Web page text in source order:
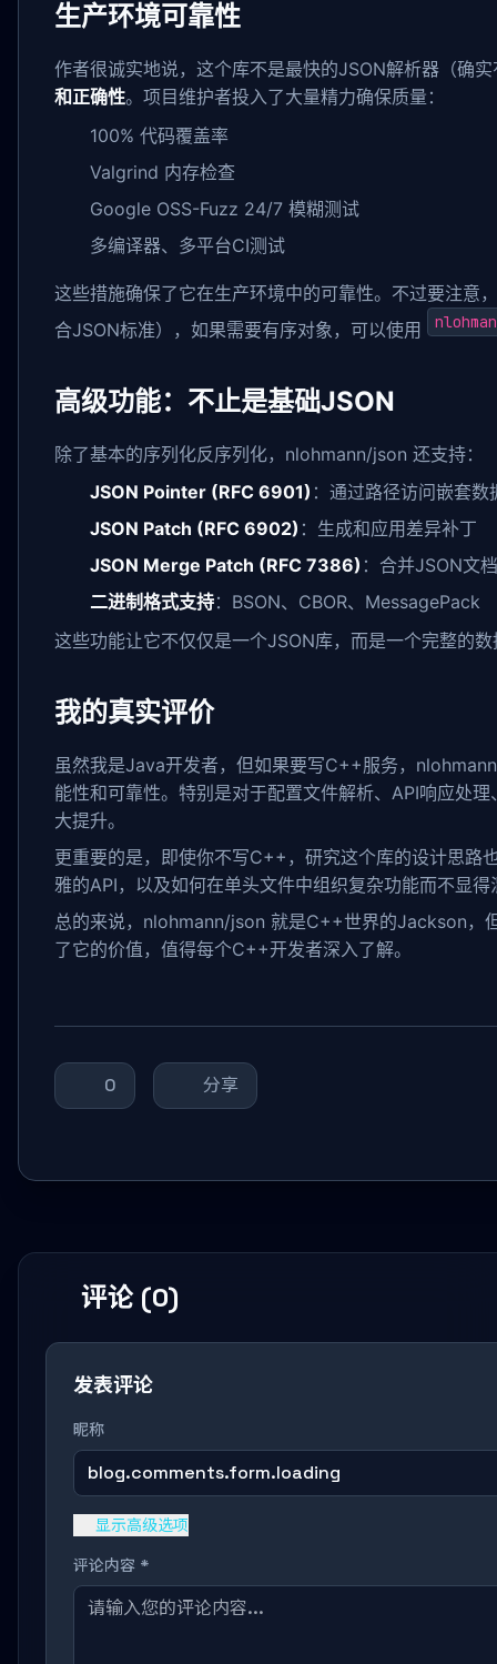
生产环境可靠性
作者很诚实地说，这个库不是最快的JSON解析器（确
和正确性。项目维护者投入了大量精力确保质量：
100% 代码覆盖率
Valgrind 内存检查
Google OSS-Fuzz 24/7 模糊测试
多编译器、多平台CI测试
这些措施确保了它在生产环境中的可靠性。不过要注意
合JSON标准），如果需要有序对象，可以使用
高级功能：不止是基础JSON
除了基本的序列化反序列化，nlohmann/json 还支持：
JSON Pointer (RFC 6901) ：通过路径访问嵌套数
JSON Patch (RFC 6902) ：生成和应用差异补丁
JSON Merge Patch (RFC 7386) ：合并JSON文档
二进制格式支持：BSON、CBOR、MessagePack
这些功能让它不仅仅是一个JSON库，而是一个完整的
我的真实评价
虽然我是Java开发者，但如果要写C++服务，
能性和可靠性。特别是对于配置文件解析、API响应处
大提升。
更重要的是，即使你不写C++，研究这个库的设计思路
雅的API，以及如何在单头文件中组织复杂功能而不显得
总的来说，nlohmann/json 就是C++世界的Jackson，
了它的价值，值得每个C++开发者深入了解。
0 分享
评论 (0)
发表评论
昵称
blog.comments.form.loading
显示高级选项
评论内容 *